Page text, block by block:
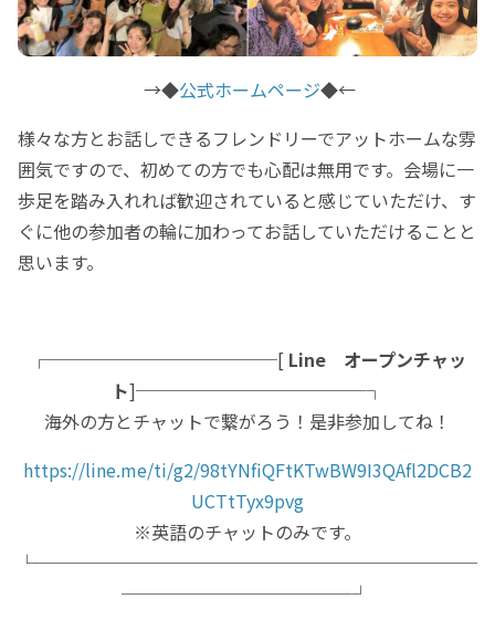
→◆公式ホームページ◆←
様々な方とお話しできるフレンドリーでアットホームな雰
囲気ですので、初めての方でも心配は無用です。会場に一
歩足を踏み入れれば歓迎されていると感じていただけ、す
ぐに他の参加者の輪に加わってお話していただけることと
思います。
┌─────────────[ Line オープンチャッ
ト]─────────────┐
海外の方とチャットで繋がろう！是非参加してね！
https://line.me/ti/g2/98tYNfiQFtKTwBW9I3QAfl2DCB2
UCTtTyx9pvg
※英語のチャットのみです。
└─────────────────────────
─────────────┘